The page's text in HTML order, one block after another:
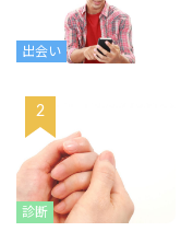
出会い
診断